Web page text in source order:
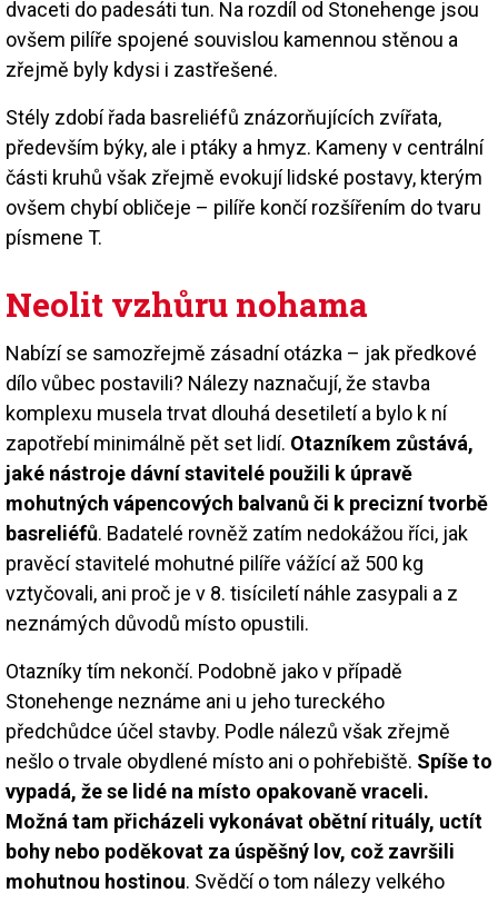
dvaceti do padesáti tun. Na rozdíl od Stonehenge jsou
ovšem pilíře spojené souvislou kamennou stěnou a
zřejmě byly kdysi i zastřešené.
Stély zdobí řada basreliéfů znázorňujících zvířata,
především býky, ale i ptáky a hmyz. Kameny v centrální
části kruhů však zřejmě evokují lidské postavy, kterým
ovšem chybí obličeje – pilíře končí rozšířením do tvaru
písmene T.
Neolit vzhůru nohama
Nabízí se samozřejmě zásadní otázka – jak předkové
dílo vůbec postavili? Nálezy naznačují, že stavba
komplexu musela trvat dlouhá desetiletí a bylo k ní
zapotřebí minimálně pět set lidí. Otazníkem zůstává,
jaké nástroje dávní stavitelé použili k úpravě
mohutných vápencových balvanů či k precizní tvorbě
basreliéfů. Badatelé rovněž zatím nedokážou říci, jak
pravěcí stavitelé mohutné pilíře vážící až 500 kg
vztyčovali, ani proč je v 8. tisíciletí náhle zasypali a z
neznámých důvodů místo opustili.
Otazníky tím nekončí. Podobně jako v případě
Stonehenge neznáme ani u jeho tureckého
předchůdce účel stavby. Podle nálezů však zřejmě
nešlo o trvale obydlené místo ani o pohřebiště. Spíše to
vypadá, že se lidé na místo opakovaně vraceli.
Možná tam přicházeli vykonávat obětní rituály, uctít
bohy nebo poděkovat za úspěšný lov, což završili
mohutnou hostinou. Svědčí o tom nálezy velkého